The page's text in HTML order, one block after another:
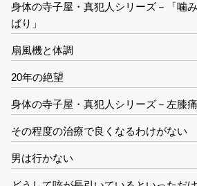
身体の寺子屋・真犯人シリーズ－「噛
ばり」
扇風機と体調
20年の絶望
身体の寺子屋・真犯人シリーズ－左膝痛
その程度の治療で良くなるわけがない
男は行かない